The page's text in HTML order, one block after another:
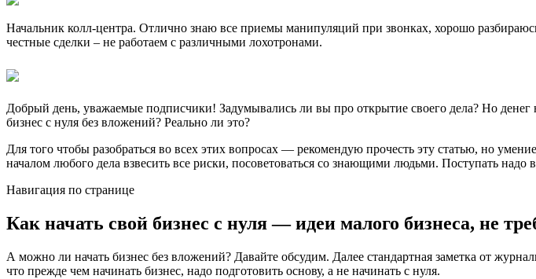
Начальник колл-центра. Отлично знаю все приемы манипуляций при звонках, хорошо
честные сделки – не работаем с различными лохотронами.
Добрый день, уважаемые подписчики! Задумывались ли вы про открытие своего дела? Но
бизнес с нуля без вложений? Реально ли это?
Для того чтобы разобраться во всех этих вопросах — рекомендую прочесть эту статью, но
началом любого дела взвесить все риски, посоветоваться со знающими людьми. Поступать
Навигация по странице
Как начать свой бизнес с нуля — идеи малого бизнеса, не
А можно ли начать бизнес без вложений? Давайте обсудим. Далее стандартная заметка от
что прежде чем начинать бизнес, надо подготовить основу, а не начинать с нуля.